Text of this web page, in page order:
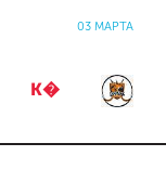
03 МАРТА
К�